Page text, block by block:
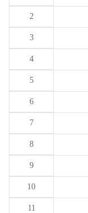
2
3
4
5
6
7
8
9
10
11